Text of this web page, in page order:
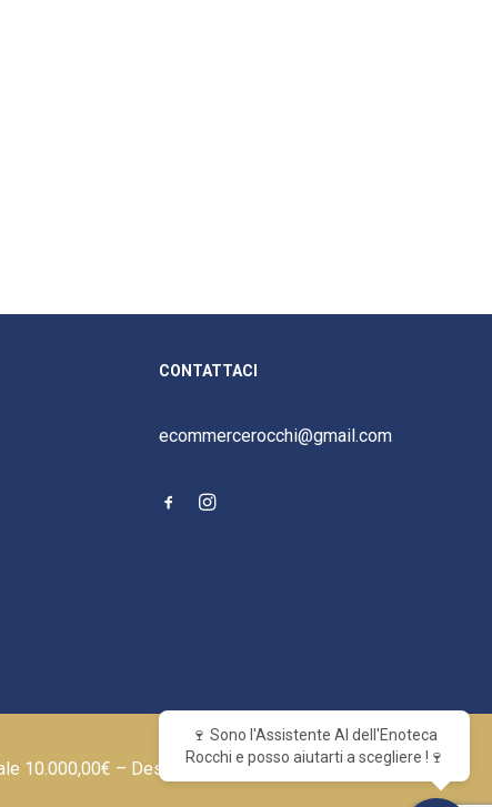
CONTATTACI
ecommercerocchi@gmail.com
10.000,00€ – Designed by
🍷 Sono l'Assistente AI dell'Enoteca
Rocchi e posso aiutarti a scegliere !🍷